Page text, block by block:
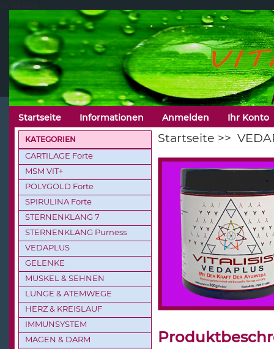
Startseite >>
KATEGORIEN
CARTILAGE Forte
MSM VIT+
POLYGOLD Forte
SPIRULINA Forte
STERNENKLANG 7
STERNENKLANG Purness
VEDAPLUS
GELENKE
MUSKEL & SEHNEN
LUNGE & ATEMWEGE
HERZ & KREISLAUF
IMMUNSYSTEM
MAGEN & DARM
Startseite Informationen Anmelden Ihr Konto